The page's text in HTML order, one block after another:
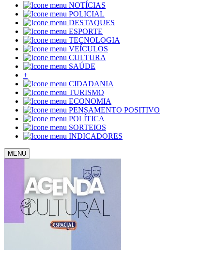
NOTÍCIAS
POLICIAL
DESTAQUES
ESPORTE
TECNOLOGIA
VEÍCULOS
CULTURA
SAÚDE
+
CIDADANIA
TURISMO
ECONOMIA
PENSAMENTO POSITIVO
POLÍTICA
SORTEIOS
INDICADORES
MENU